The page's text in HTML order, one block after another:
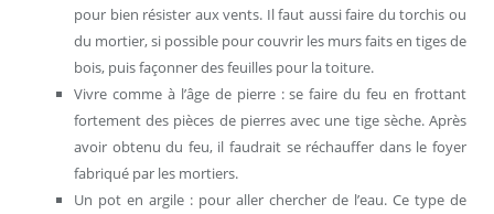
pour bien résister aux vents. Il faut aussi faire du torchis ou
du mortier, si possible pour couvrir les murs faits en tiges de
bois, puis façonner des feuilles pour la toiture.
Vivre comme à l’âge de pierre : se faire du feu en frottant
fortement des pièces de pierres avec une tige sèche. Après
avoir obtenu du feu, il faudrait se réchauffer dans le foyer
fabriqué par les mortiers.
Un pot en argile : pour aller chercher de l’eau. Ce type de